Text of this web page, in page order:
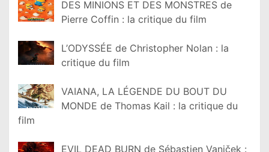
DES MINIONS ET DES MONSTRES de
Pierre Coffin : la critique du film
L’ODYSSÉE de Christopher Nolan : la
critique du film
VAIANA, LA LÉGENDE DU BOUT DU
MONDE de Thomas Kail : la critique du
film
EVIL DEAD BURN de Sébastien Vaniček :